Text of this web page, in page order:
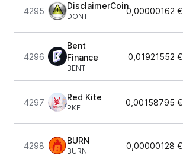
4295
DisclaimerCoin
DONT
0,00000162 €
4296
Bent
Finance
BENT
0,01921552 €
4297
Red Kite
PKF
0,00158795 €
4298
BURN
BURN
0,00000128 €